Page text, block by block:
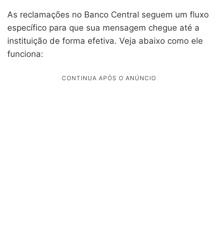
As reclamações no Banco Central seguem um fluxo
específico para que sua mensagem chegue até a
instituição de forma efetiva. Veja abaixo como ele
funciona: